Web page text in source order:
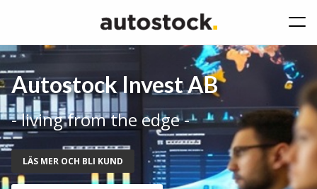
Autostock Invest AB
- living from the edge -
LÄS MER OCH BLI KUND